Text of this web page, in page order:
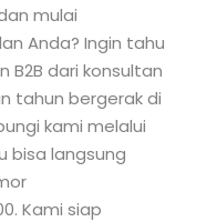
mulai
Anda? Ingin tahu
B2B dari konsultan
tahun bergerak di
kami melalui
bisa langsung
. Kami siap